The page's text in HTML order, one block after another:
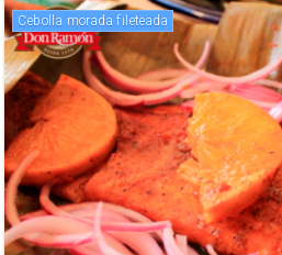
Cebolla morada fileteada